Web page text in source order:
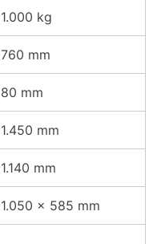
1.000 kg
760 mm
80 mm
1.450 mm
1.140 mm
1.050 x 585 mm